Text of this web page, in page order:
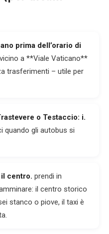
prima dell’orario di
a **Viale Vaticano**
trasferimenti – utile per
o Testaccio: i.
quando gli autobus si
centro. prendi in
il centro storico
stanco o piove, il taxi è